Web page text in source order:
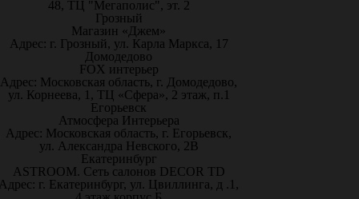
48, ТЦ "Мегаполис", эт. 2
Грозный
Магазин «Джем»
Адрес: г. Грозный, ул. Карла Маркса, 17
Домодедово
FOX интерьер
Адрес: Московская область, г. Домодедово,
ул. Корнеева, 1, ТЦ «Сфера», 2 этаж, п.1
Егорьевск
Атмосфера Интерьера
Адрес: Московская область, г. Егорьевск,
ул. Александра Невского, 2В
Екатеринбург
ASTROOM. Сеть салонов DECOR TD
г. Екатеринбург, ул. Цвиллинга, д .1,